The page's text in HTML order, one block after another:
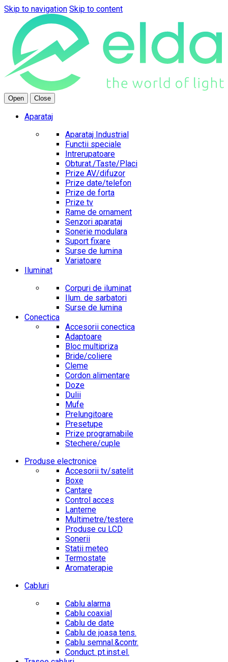
Skip to navigation Skip to content
Open Close
Aparataj
Aparataj Industrial
Functii speciale
Intrerupatoare
Obturat./Taste/Placi
Prize AV/difuzor
Prize date/telefon
Prize de forta
Prize tv
Rame de ornament
Senzori aparataj
Sonerie modulara
Suport fixare
Surse de lumina
Variatoare
Iluminat
Corpuri de iluminat
Ilum. de sarbatori
Surse de lumina
Conectica
Accesorii conectica
Adaptoare
Bloc multipriza
Bride/coliere
Cleme
Cordon alimentare
Doze
Dulii
Mufe
Prelungitoare
Presetupe
Prize programabile
Stechere/cuple
Produse electronice
Accesorii tv/satelit
Boxe
Cantare
Control acces
Lanterne
Multimetre/testere
Produse cu LCD
Sonerii
Statii meteo
Termostate
Aromaterapie
Cabluri
Cablu alarma
Cablu coaxial
Cablu de date
Cablu de joasa tens.
Cablu semnal.&contr.
Conduct. pt.inst.el.